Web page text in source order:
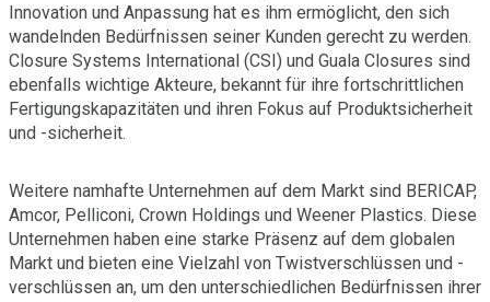
Innovation und Anpassung hat es ihm ermöglicht, den sich
wandelnden Bedürfnissen seiner Kunden gerecht zu werden.
Closure Systems International (CSI) und Guala Closures sind
ebenfalls wichtige Akteure, bekannt für ihre fortschrittlichen
Fertigungskapazitäten und ihren Fokus auf Produktsicherheit
und -sicherheit.
Weitere namhafte Unternehmen auf dem Markt sind BERICAP,
Amcor, Pelliconi, Crown Holdings und Weener Plastics. Diese
Unternehmen haben eine starke Präsenz auf dem globalen
Markt und bieten eine Vielzahl von Twistverschlüssen und -
verschlüssen an, um den unterschiedlichen Bedürfnissen ihrer